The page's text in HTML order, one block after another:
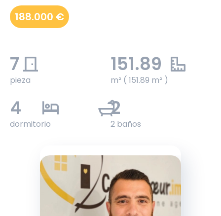
188.000 €
7
pieza
151.89
m² ( 151.89 m² )
4
dormitorio
2
2 baños